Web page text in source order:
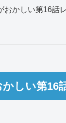
おかしい第16話
しい第16